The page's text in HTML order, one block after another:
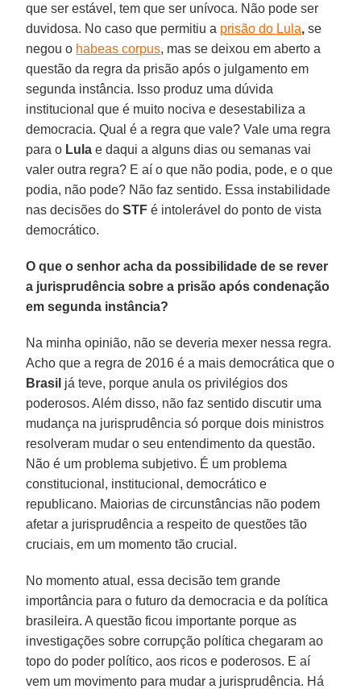
que ser estável, tem que ser unívoca. Não pode ser
duvidosa. No caso que permitiu a prisão do Lula, se
negou o habeas corpus, mas se deixou em aberto a
questão da regra da prisão após o julgamento em
segunda instância. Isso produz uma dúvida
institucional que é muito nociva e desestabiliza a
democracia. Qual é a regra que vale? Vale uma regra
para o Lula e daqui a alguns dias ou semanas vai
valer outra regra? E aí o que não podia, pode, e o que
podia, não pode? Não faz sentido. Essa instabilidade
nas decisões doSTF é intolerável do ponto de vista
democrático.
O que o senhor acha da possibilidade de se rever
a jurisprudência sobre a prisão após condenação
em segunda instância?
Na minha opinião, não se deveria mexer nessa regra.
Acho que a regra de 2016 é a mais democrática que o
Brasil já teve, porque anula os privilégios dos
poderosos. Além disso, não faz sentido discutir uma
mudança na jurisprudência só porque dois ministros
resolveram mudar o seu entendimento da questão.
Não é um problema subjetivo. É um problema
constitucional, institucional, democrático e
republicano. Maiorias de circunstâncias não podem
afetar a jurisprudência a respeito de questões tão
cruciais, em um momento tão crucial.
No momento atual, essa decisão tem grande
importância para o futuro da democracia e da política
brasileira. A questão ficou importante porque as
investigações sobre corrupção política chegaram ao
topo do poder político, aos ricos e poderosos. E aí
vem um movimento para mudar a jurisprudência. Há